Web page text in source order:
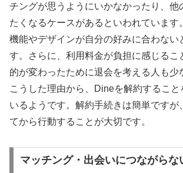
チングが思うようにいかなかったり、他
たくなるケースがあるといわれています
機能やデザインが自分の好みに合わない
す。さらに、利用料金が負担に感じるこ
的が変わったために退会を考える人も少
こうした理由から、Dineを解約するこ
いるようです。解約手続きは簡単ですが
てから行動することが大切です。
マッチング・出会いにつながらな